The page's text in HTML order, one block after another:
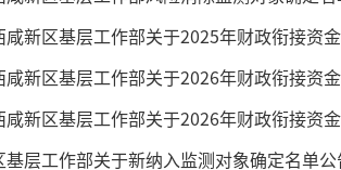
咸新区基层工作部关于2025年财政衔接资
咸新区基层工作部关于2026年财政衔接资
咸新区基层工作部关于2026年财政衔接资
基层工作部关于新纳入监测对象确定名单公